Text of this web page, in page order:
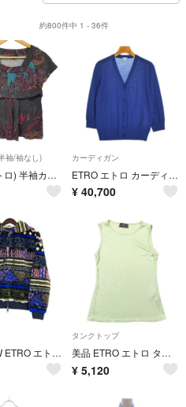
約800件中 1 - 36件
袖/袖なし)
ETRO(エトロ) 半袖カットソー サイズ40 M レディース美品 - ダークグレー×ダークグリーン×マルチ ペイズリー柄
カーディガン
ETRO エトロ カーディガン S 紫 【古着】【中古】【送料無料】
¥ 40,700
美品 22AW ETRO エトロ 総柄 ボア フリース ジップアップパーカー フーデッドジャケット サイズ40 マルチカラー レディース 古着 中古 USED
タンクトップ
美品 ETRO エトロ タンクトップ ラウンドネック ノースリーブ カットソー シルク 40 無地 グリーン レディース 古着 中古 USED
¥ 5,120